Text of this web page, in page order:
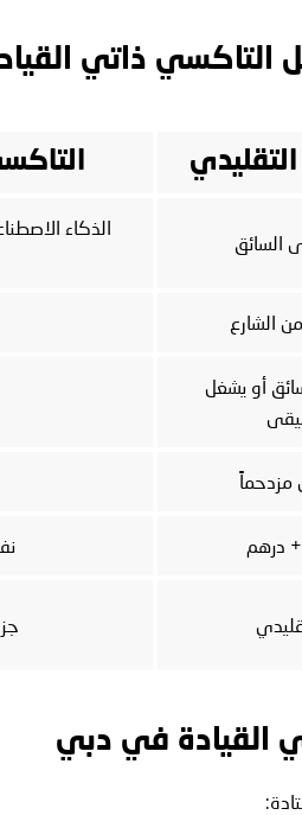
التاكسي ذاتي
السائق
الذكاء
الشارع
أو يشغل
مزدحماً
القيادة في دبي